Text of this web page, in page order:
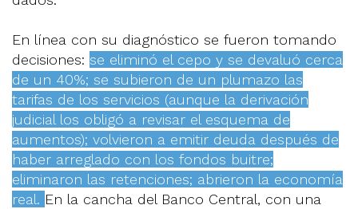
En línea con su diagnóstico se fueron tomando
decisiones: se eliminó el cepo y se devaluó cerca
de un 40%; se subieron de un plumazo las
tarifas de los servicios (aunque la derivación
judicial los obligó a revisar el esquema de
aumentos); volvieron a emitir deuda después de
haber arreglado con los fondos buitre;
eliminaron las retenciones; abrieron la economía
real. En la cancha del Banco Central, con una